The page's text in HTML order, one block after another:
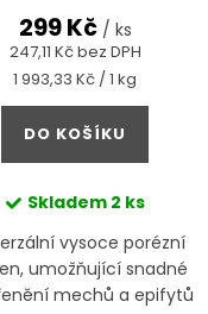
247,11 Kč bez DPH
299 Kč / ks
Měrná
cena:
1 993,33 Kč / 1 kg
DO KOŠÍKU
Skladem 2 ks
vysoce porézní
umožňující snadné
mechů a epifytů